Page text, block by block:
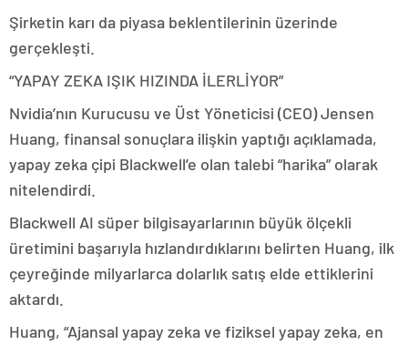
Şirketin karı da piyasa beklentilerinin üzerinde
gerçekleşti.
“YAPAY ZEKA IŞIK HIZINDA İLERLİYOR”
Nvidia’nın Kurucusu ve Üst Yöneticisi (CEO) Jensen
Huang, finansal sonuçlara ilişkin yaptığı açıklamada,
yapay zeka çipi Blackwell’e olan talebi “harika” olarak
nitelendirdi.
Blackwell AI süper bilgisayarlarının büyük ölçekli
üretimini başarıyla hızlandırdıklarını belirten Huang, ilk
çeyreğinde milyarlarca dolarlık satış elde ettiklerini
aktardı.
Huang, “Ajansal yapay zeka ve fiziksel yapay zeka, en